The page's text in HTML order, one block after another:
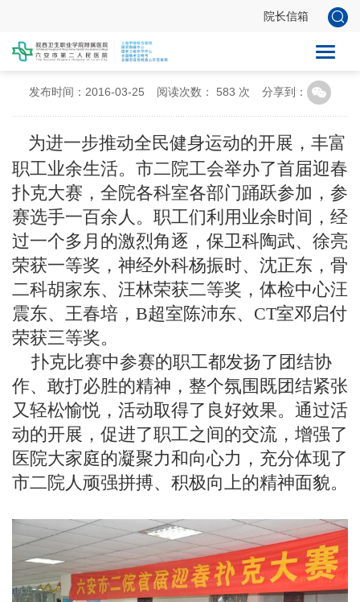
院长信箱
六安市二院首届迎春扑克大赛圆满落幕
发布时间：2016-03-25 阅读次数： 583 次 分享到：
为进一步推动全民健身运动的开展，丰富
职工业余生活。市二院工会举办了首届迎春
扑克大赛，全院各科室各部门踊跃参加，参
赛选手一百余人。职工们利用业余时间，经
过一个多月的激烈角逐，保卫科陶武、徐亮
荣获一等奖，神经外科杨振时、沈正东，骨
二科胡家东、汪林荣获二等奖，体检中心汪
震东、王春培，B超室陈沛东、CT室邓启付
荣获三等奖。
扑克比赛中参赛的职工都发扬了团结协
作、敢打必胜的精神，整个氛围既团结紧张
又轻松愉悦，活动取得了良好效果。通过活
动的开展，促进了职工之间的交流，增强了
医院大家庭的凝聚力和向心力，充分体现了
市二院人顽强拼搏、积极向上的精神面貌。